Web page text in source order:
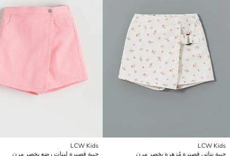
LCW Kids
جيبة بناتي قصيرة مُزهرة بخصر مرن
LCW Kids
جيبة قصيرة لبنات رضع بخصر مرن